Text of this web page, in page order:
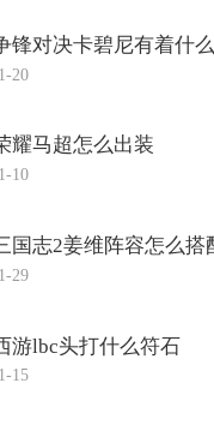
锋对决卡碧尼有着什
20
耀马超怎么出装
10
国志2姜维阵容怎么搭
29
游lbc头打什么符石
15